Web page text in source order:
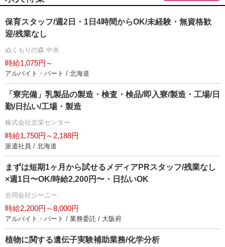
保育スタッフ/週2日・1日4時間からOK/未経験・無資格歓
迎/残業なし
ぬくもりの森 中央
時給1,075円～
アルバイト・パート / 北海道
「寮完備」乳製品の製造・検査・検品/即入寮/製造・工場/日
勤/日払い/工場・製造
株式会社京栄センター
時給1,750円～2,188円
派遣社員 / 北海道
まずは短期1ヶ月から試せるメディアPRスタッフ/残業なし
×週1日〜OK/時給2,200円〜・日払いOK
合同会社ジーニー
時給2,200円～8,000円
アルバイト・パート / 業務委託 / 大阪府
植物に関する遺伝子実験補助業務/化学分析